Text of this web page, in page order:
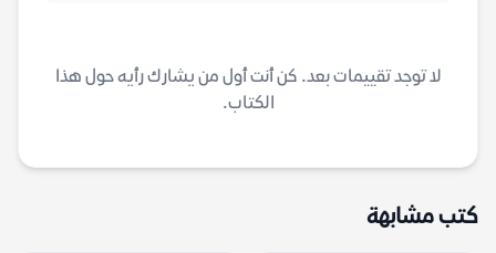
لا توجد تقييمات بعد. كن أنت أول من يشارك رأيه حول هذا
الكتاب.
كتب مشابهة